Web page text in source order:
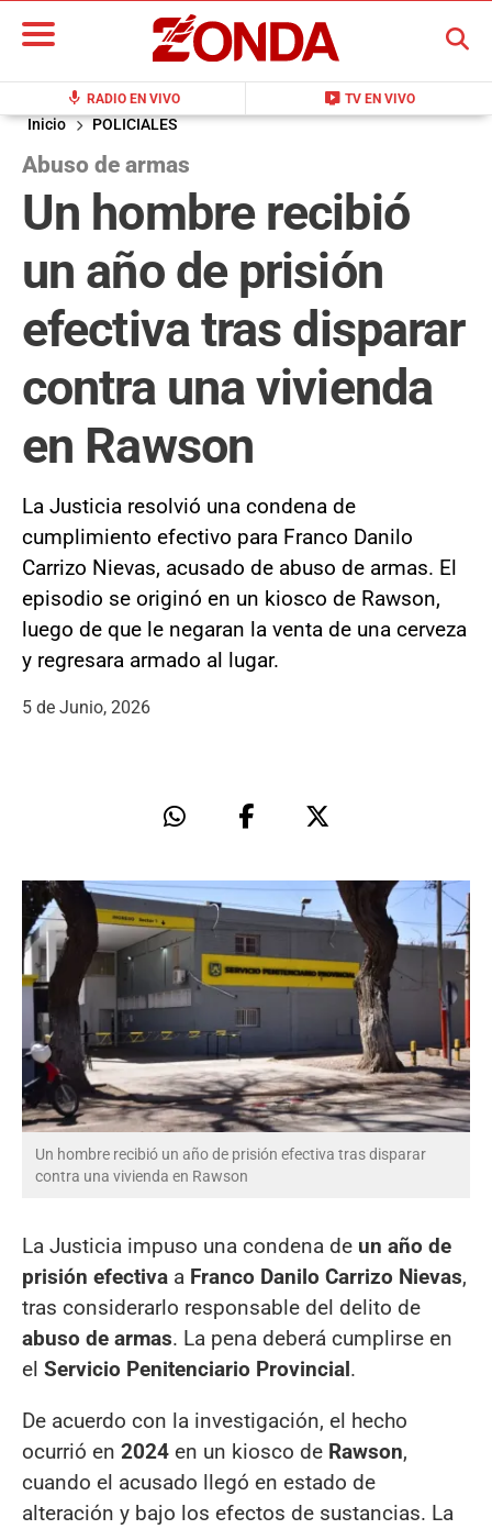
mic RADIO EN VIVO live_tv TV EN VIVO
BUSCAR
Inicio POLICIALES
Abuso de armas
Un hombre recibió
un año de prisión
efectiva tras disparar
contra una vivienda
en Rawson
La Justicia resolvió una condena de
cumplimiento efectivo para Franco Danilo
Carrizo Nievas, acusado de abuso de armas. El
episodio se originó en un kiosco de Rawson,
luego de que le negaran la venta de una cerveza
y regresara armado al lugar.
5 de Junio, 2026
Un hombre recibió un año de prisión efectiva tras disparar
contra una vivienda en Rawson
La Justicia impuso una condena de un año de
prisión efectiva a Franco Danilo Carrizo Nievas,
tras considerarlo responsable del delito de
abuso de armas. La pena deberá cumplirse en
el Servicio Penitenciario Provincial.
De acuerdo con la investigación, el hecho
ocurrió en 2024 en un kiosco de Rawson,
cuando el acusado llegó en estado de
alteración y bajo los efectos de sustancias. La